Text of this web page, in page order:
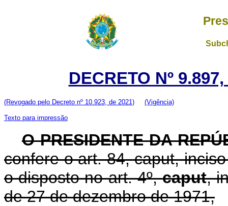
DECRETO Nº
(Revogado pelo Decreto nº 10.923, de 2021) (Vigência)
Texto para impressão
O PRESIDENTE DA
confere o art. 84, caput,
o disposto no art. 4º,caput,
de 27 de dezembro de 1971,